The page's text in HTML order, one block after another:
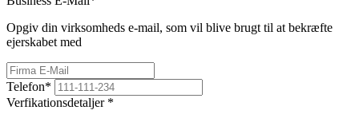
Opgiv din virksomheds e-mail, som vil blive brugt til at bekræfte
ejerskabet med
Telefon*
Verfikationsdetaljer *